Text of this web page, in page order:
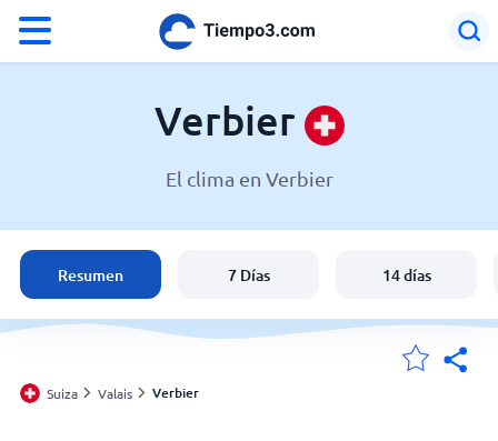
Suiza
España
Argentina
Verbier
El clima en Verbier
Resumen 7 Días 14 días
Suiza Valais Verbier